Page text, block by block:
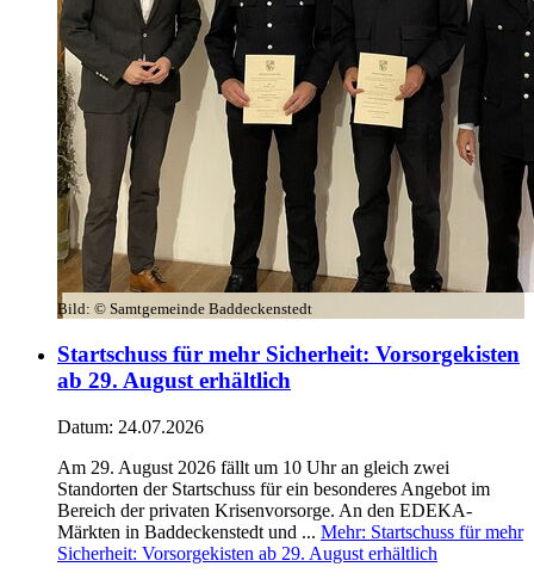
Bild: © Samtgemeinde Baddeckenstedt
Startschuss für mehr Sicherheit: Vorsorgekisten
ab 29. August erhältlich
Datum: 24.07.2026
Am 29. August 2026 fällt um 10 Uhr an gleich zwei
Standorten der Startschuss für ein besonderes Angebot im
Bereich der privaten Krisenvorsorge. An den EDEKA-
Märkten in Baddeckenstedt und ... Mehr: Startschuss für mehr
Sicherheit: Vorsorgekisten ab 29. August erhältlich